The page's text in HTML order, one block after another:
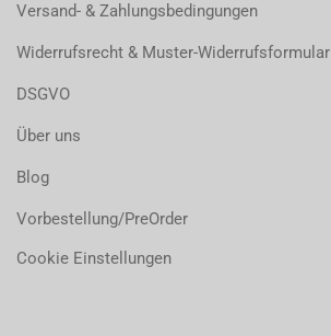
Versand- & Zahlungsbedingungen
Widerrufsrecht & Muster-Widerrufsformular
DSGVO
Über uns
Blog
Vorbestellung/PreOrder
Cookie Einstellungen